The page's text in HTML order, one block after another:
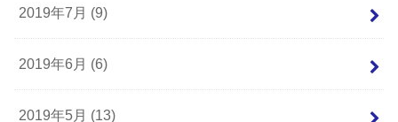
2019年7月 (9)
2019年6月 (6)
2019年5月 (13)